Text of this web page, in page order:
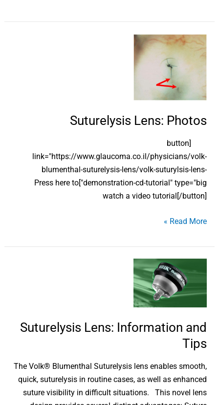
Suturelysis Lens: Photos
[button
link="https://www.glaucoma.co.il/physicians/volk-
blumenthal-suturelysis-lens/volk-suturylsis-lens-
demonstration-cd-tutorial" type="big"]Press here to
watch a video tutorial[/button]
Suturelysis
Lens:
Photos
Read More »
Suturelysis Lens: Information and
Tips
The Volk® Blumenthal Suturelysis lens enables smooth,
quick, suturelysis in routine cases, as well as enhanced
suture visibility in difficult situations. This novel lens
Suturelysis
Information